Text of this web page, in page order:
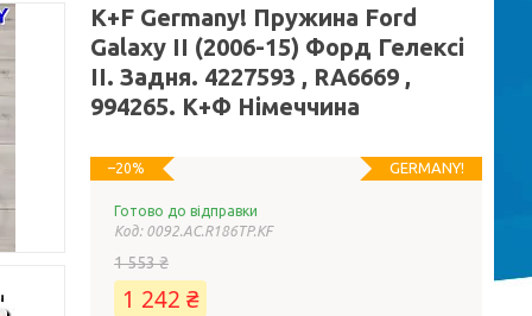
K+F Germany! Пружина Ford
Galaxy II (2006-15) Форд Гелексі
II. Задня. 4227593 , RA6669 ,
994265. К+Ф Німеччина
GERMANY!
–20%
Готово до відправки
Код: 0092.AC.R186TP.KF
1 553 ₴
1 242 ₴